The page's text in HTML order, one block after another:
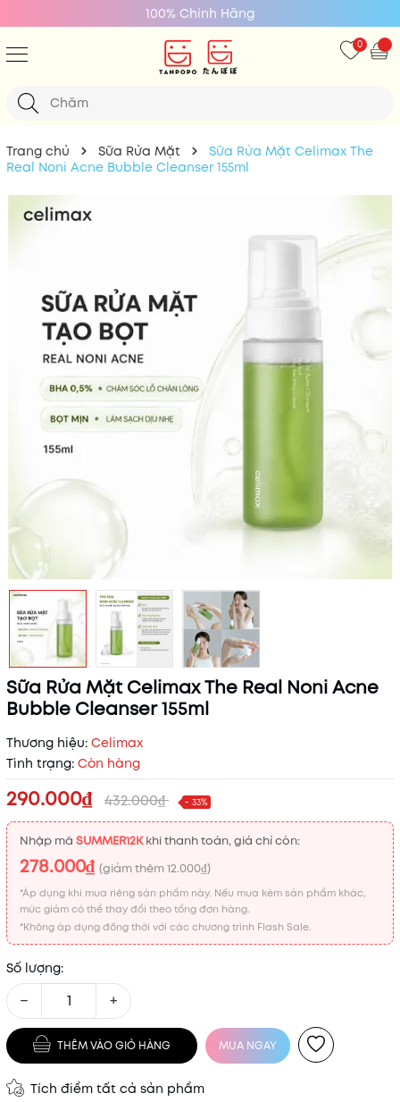
100% Chính Hãng
0
Trang chủ Sữa Rửa Mặt
Sữa Rửa Mặt Celimax The
Real Noni Acne Bubble Cleanser 155ml
Sữa Rửa Mặt Celimax The Real Noni Acne
Bubble Cleanser 155ml
Thương hiệu: Celimax
Tình trạng: Còn hàng
290.000₫ 432.000₫ - 33%
Nhập mã SUMMER12Kkhi thanh toán, giá chỉ còn:
278.000₫ (giảm thêm12.000₫)
*Áp dụng khi mua riêng sản phẩm này. Nếu mua kèm sản phẩm khác,
mức giảm có thể thay đổi theo tổng đơn hàng.
*Không áp dụng đồng thời với các chương trình Flash Sale.
Số lượng:
− +
THÊM VÀO GIỎ HÀNG MUA NGAY
Tích điểm tất cả sản phẩm